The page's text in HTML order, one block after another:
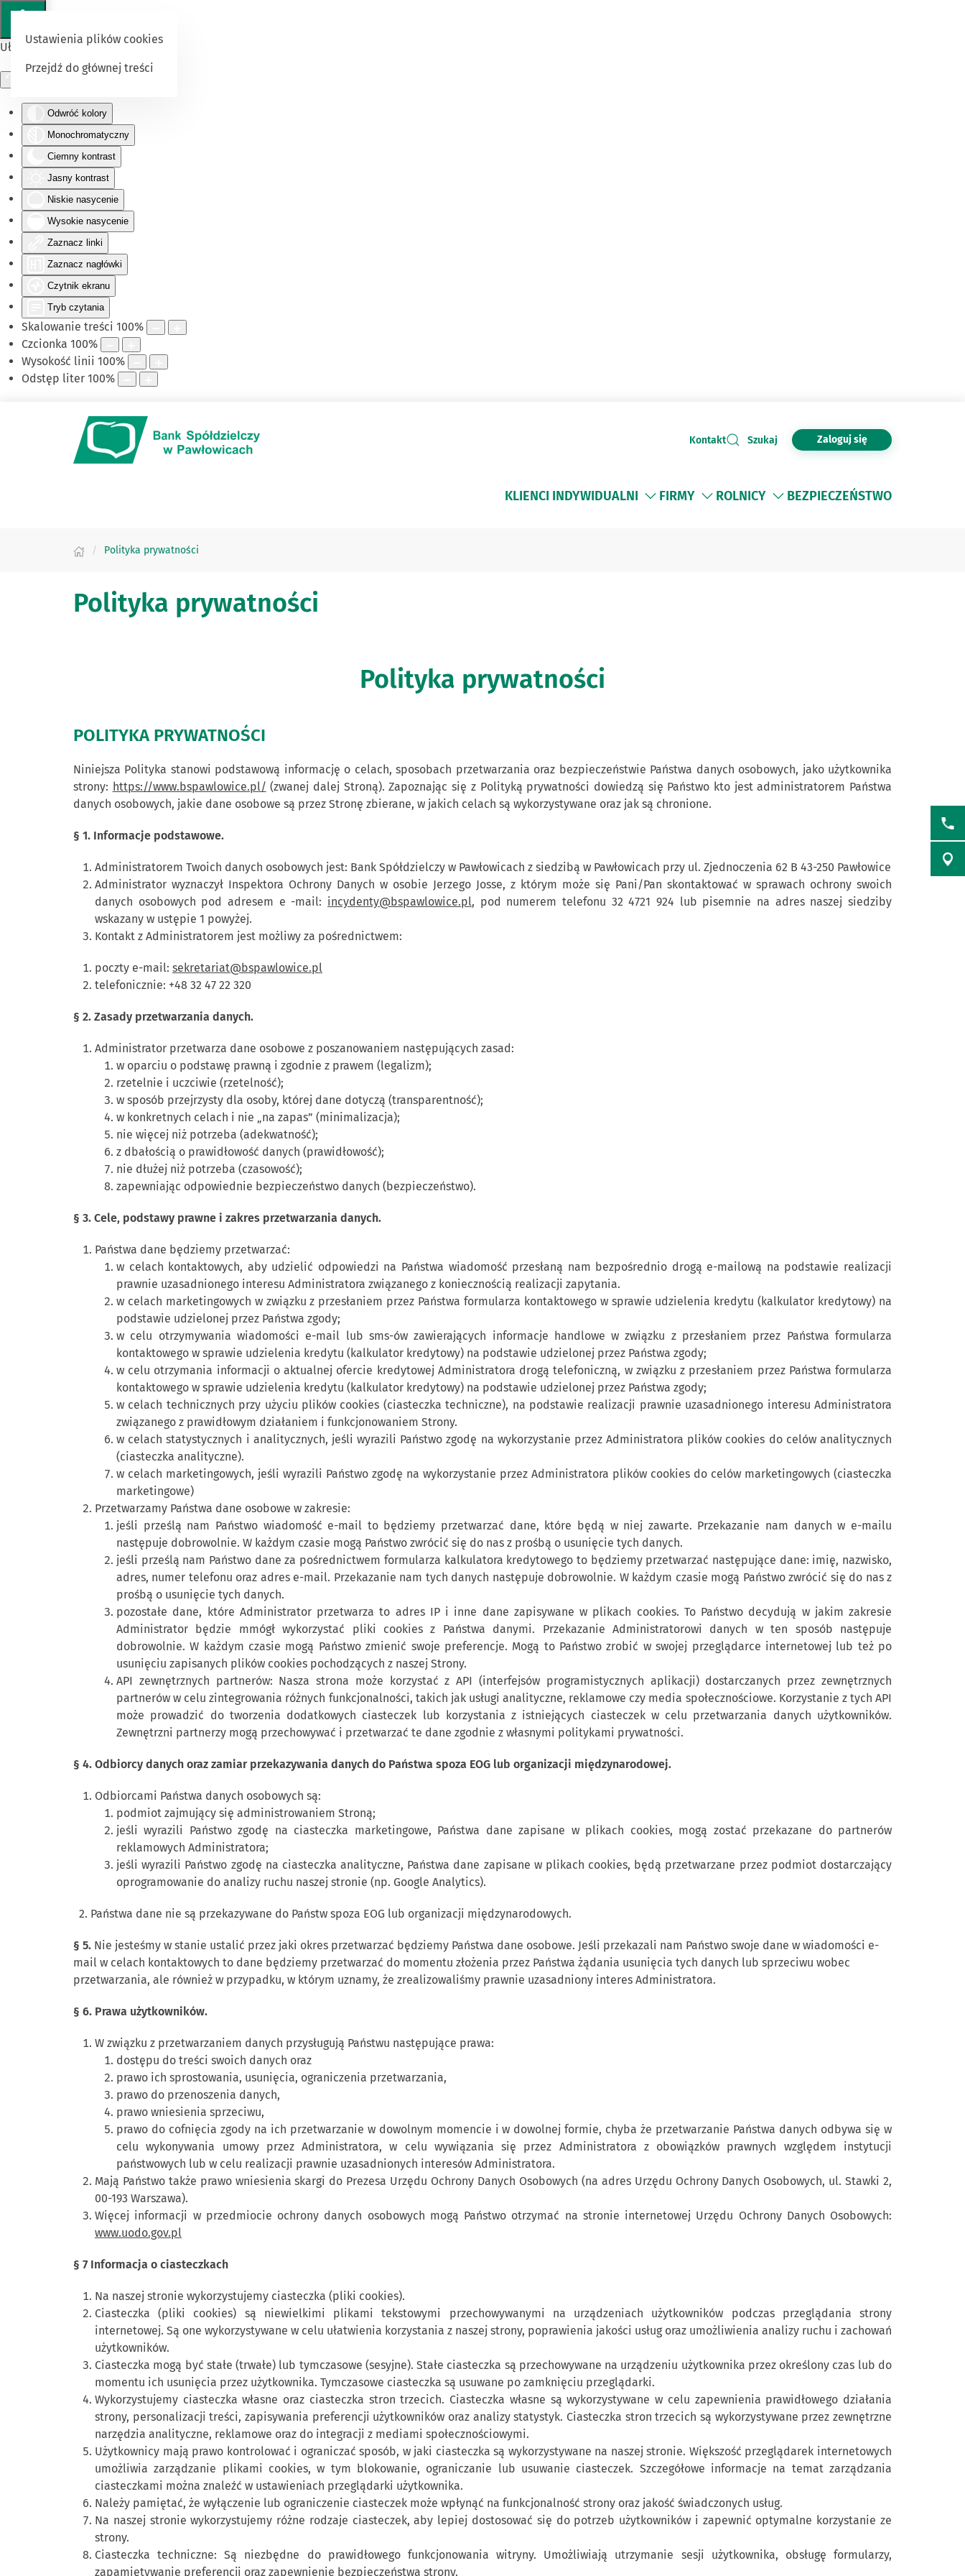
Ułatwienia dostępu
Odwróć kolory
Monochromatyczny
Ciemny kontrast
Jasny kontrast
Niskie nasycenie
Wysokie nasycenie
Zaznacz linki
Zaznacz nagłówki
Czytnik ekranu
Tryb czytania
Skalowanie treści 100%
Czcionka 100%
Wysokość linii 100%
Odstęp liter 100%
Ustawienia plików cookies
Przejdź do głównej treści
Kontakt Szukaj Zaloguj się
KLIENCI INDYWIDUALNI FIRMY ROLNICY BEZPIECZEŃSTWO
Polityka prywatności
Polityka prywatności
Polityka prywatności
POLITYKA PRYWATNOŚCI
Niniejsza Polityka stanowi podstawową informację o celach, sposobach przetwarzania oraz bezpieczeństwie Państwa danych osobowych, jako użytkownika
strony: https://www.bspawlowice.pl/ (zwanej dalej Stroną). Zapoznając się z Polityką prywatności dowiedzą się Państwo kto jest administratorem Państwa
danych osobowych, jakie dane osobowe są przez Stronę zbierane, w jakich celach są wykorzystywane oraz jak są chronione.
§ 1. Informacje podstawowe.
Administratorem Twoich danych osobowych jest: Bank Spółdzielczy w Pawłowicach z siedzibą w Pawłowicach przy ul. Zjednoczenia 62 B 43-250 Pawłowice
Administrator wyznaczył Inspektora Ochrony Danych w osobie Jerzego Josse, z którym może się Pani/Pan skontaktować w sprawach ochrony swoich
danych osobowych pod adresem e -mail: incydenty@bspawlowice.pl, pod numerem telefonu 32 4721 924 lub pisemnie na adres naszej siedziby
wskazany w ustępie 1 powyżej.
Kontakt z Administratorem jest możliwy za pośrednictwem:
poczty e-mail: sekretariat@bspawlowice.pl
telefonicznie: +48 32 47 22 320
§ 2. Zasady przetwarzania danych.
Administrator przetwarza dane osobowe z poszanowaniem następujących zasad:
w oparciu o podstawę prawną i zgodnie z prawem (legalizm);
rzetelnie i uczciwie (rzetelność);
w sposób przejrzysty dla osoby, której dane dotyczą (transparentność);
w konkretnych celach i nie „na zapas” (minimalizacja);
nie więcej niż potrzeba (adekwatność);
z dbałością o prawidłowość danych (prawidłowość);
nie dłużej niż potrzeba (czasowość);
zapewniając odpowiednie bezpieczeństwo danych (bezpieczeństwo).
§ 3. Cele, podstawy prawne i zakres przetwarzania danych.
Państwa dane będziemy przetwarzać:
w celach kontaktowych, aby udzielić odpowiedzi na Państwa wiadomość przesłaną nam bezpośrednio drogą e-mailową na podstawie realizacji
prawnie uzasadnionego interesu Administratora związanego z koniecznością realizacji zapytania.
w celach marketingowych w związku z przesłaniem przez Państwa formularza kontaktowego w sprawie udzielenia kredytu (kalkulator kredytowy) na
podstawie udzielonej przez Państwa zgody;
w celu otrzymywania wiadomości e-mail lub sms-ów zawierających informacje handlowe w związku z przesłaniem przez Państwa formularza
kontaktowego w sprawie udzielenia kredytu (kalkulator kredytowy) na podstawie udzielonej przez Państwa zgody;
w celu otrzymania informacji o aktualnej ofercie kredytowej Administratora drogą telefoniczną, w związku z przesłaniem przez Państwa formularza
kontaktowego w sprawie udzielenia kredytu (kalkulator kredytowy) na podstawie udzielonej przez Państwa zgody;
w celach technicznych przy użyciu plików cookies (ciasteczka techniczne), na podstawie realizacji prawnie uzasadnionego interesu Administratora
związanego z prawidłowym działaniem i funkcjonowaniem Strony.
w celach statystycznych i analitycznych, jeśli wyrazili Państwo zgodę na wykorzystanie przez Administratora plików cookies do celów analitycznych
(ciasteczka analityczne).
w celach marketingowych, jeśli wyrazili Państwo zgodę na wykorzystanie przez Administratora plików cookies do celów marketingowych (ciasteczka
marketingowe)
Przetwarzamy Państwa dane osobowe w zakresie:
jeśli prześlą nam Państwo wiadomość e-mail to będziemy przetwarzać dane, które będą w niej zawarte. Przekazanie nam danych w e-mailu
następuje dobrowolnie. W każdym czasie mogą Państwo zwrócić się do nas z prośbą o usunięcie tych danych.
jeśli prześlą nam Państwo dane za pośrednictwem formularza kalkulatora kredytowego to będziemy przetwarzać następujące dane: imię, nazwisko,
adres, numer telefonu oraz adres e-mail. Przekazanie nam tych danych następuje dobrowolnie. W każdym czasie mogą Państwo zwrócić się do nas z
prośbą o usunięcie tych danych.
pozostałe dane, które Administrator przetwarza to adres IP i inne dane zapisywane w plikach cookies. To Państwo decydują w jakim zakresie
Administrator będzie mmógł wykorzystać pliki cookies z Państwa danymi. Przekazanie Administratorowi danych w ten sposób następuje
dobrowolnie. W każdym czasie mogą Państwo zmienić swoje preferencje. Mogą to Państwo zrobić w swojej przeglądarce internetowej lub też po
usunięciu zapisanych plików cookies pochodzących z naszej Strony.
API zewnętrznych partnerów: Nasza strona może korzystać z API (interfejsów programistycznych aplikacji) dostarczanych przez zewnętrznych
partnerów w celu zintegrowania różnych funkcjonalności, takich jak usługi analityczne, reklamowe czy media społecznościowe. Korzystanie z tych API
może prowadzić do tworzenia dodatkowych ciasteczek lub korzystania z istniejących ciasteczek w celu przetwarzania danych użytkowników.
Zewnętrzni partnerzy mogą przechowywać i przetwarzać te dane zgodnie z własnymi politykami prywatności.
§ 4. Odbiorcy danych oraz zamiar przekazywania danych do Państwa spoza EOG lub organizacji międzynarodowej.
Odbiorcami Państwa danych osobowych są:
podmiot zajmujący się administrowaniem Stroną;
jeśli wyrazili Państwo zgodę na ciasteczka marketingowe, Państwa dane zapisane w plikach cookies, mogą zostać przekazane do partnerów
reklamowych Administratora;
jeśli wyrazili Państwo zgodę na ciasteczka analityczne, Państwa dane zapisane w plikach cookies, będą przetwarzane przez podmiot dostarczający
oprogramowanie do analizy ruchu naszej stronie (np. Google Analytics).
2. Państwa dane nie są przekazywane do Państw spoza EOG lub organizacji międzynarodowych.
§ 5. Nie jesteśmy w stanie ustalić przez jaki okres przetwarzać będziemy Państwa dane osobowe. Jeśli przekazali nam Państwo swoje dane w wiadomości e-
mail w celach kontaktowych to dane będziemy przetwarzać do momentu złożenia przez Państwa żądania usunięcia tych danych lub sprzeciwu wobec
przetwarzania, ale również w przypadku, w którym uznamy, że zrealizowaliśmy prawnie uzasadniony interes Administratora.
§ 6. Prawa użytkowników.
W związku z przetwarzaniem danych przysługują Państwu następujące prawa:
dostępu do treści swoich danych oraz
prawo ich sprostowania, usunięcia, ograniczenia przetwarzania,
prawo do przenoszenia danych,
prawo wniesienia sprzeciwu,
prawo do cofnięcia zgody na ich przetwarzanie w dowolnym momencie i w dowolnej formie, chyba że przetwarzanie Państwa danych odbywa się w
celu wykonywania umowy przez Administratora, w celu wywiązania się przez Administratora z obowiązków prawnych względem instytucji
państwowych lub w celu realizacji prawnie uzasadnionych interesów Administratora.
Mają Państwo także prawo wniesienia skargi do Prezesa Urzędu Ochrony Danych Osobowych (na adres Urzędu Ochrony Danych Osobowych, ul. Stawki 2,
00-193 Warszawa).
Więcej informacji w przedmiocie ochrony danych osobowych mogą Państwo otrzymać na stronie internetowej Urzędu Ochrony Danych Osobowych:
www.uodo.gov.pl
§ 7 Informacja o ciasteczkach
Na naszej stronie wykorzystujemy ciasteczka (pliki cookies).
Ciasteczka (pliki cookies) są niewielkimi plikami tekstowymi przechowywanymi na urządzeniach użytkowników podczas przeglądania strony
internetowej. Są one wykorzystywane w celu ułatwienia korzystania z naszej strony, poprawienia jakości usług oraz umożliwienia analizy ruchu i zachowań
użytkowników.
Ciasteczka mogą być stałe (trwałe) lub tymczasowe (sesyjne). Stałe ciasteczka są przechowywane na urządzeniu użytkownika przez określony czas lub do
momentu ich usunięcia przez użytkownika. Tymczasowe ciasteczka są usuwane po zamknięciu przeglądarki.
Wykorzystujemy ciasteczka własne oraz ciasteczka stron trzecich. Ciasteczka własne są wykorzystywane w celu zapewnienia prawidłowego działania
strony, personalizacji treści, zapisywania preferencji użytkowników oraz analizy statystyk. Ciasteczka stron trzecich są wykorzystywane przez zewnętrzne
narzędzia analityczne, reklamowe oraz do integracji z mediami społecznościowymi.
Użytkownicy mają prawo kontrolować i ograniczać sposób, w jaki ciasteczka są wykorzystywane na naszej stronie. Większość przeglądarek internetowych
umożliwia zarządzanie plikami cookies, w tym blokowanie, ograniczanie lub usuwanie ciasteczek. Szczegółowe informacje na temat zarządzania
ciasteczkami można znaleźć w ustawieniach przeglądarki użytkownika.
Należy pamiętać, że wyłączenie lub ograniczenie ciasteczek może wpłynąć na funkcjonalność strony oraz jakość świadczonych usług.
Na naszej stronie wykorzystujemy różne rodzaje ciasteczek, aby lepiej dostosować się do potrzeb użytkowników i zapewnić optymalne korzystanie ze
strony.
Ciasteczka techniczne: Są niezbędne do prawidłowego funkcjonowania witryny. Umożliwiają utrzymanie sesji użytkownika, obsługę formularzy,
zapamiętywanie preferencji oraz zapewnienie bezpieczeństwa strony.